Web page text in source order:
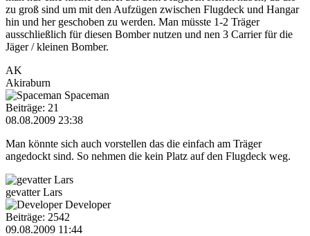
zu groß sind um mit den Aufzügen zwischen Flugdeck und Hangar
hin und her geschoben zu werden. Man müsste 1-2 Träger
ausschließlich für diesen Bomber nutzen und nen 3 Carrier für die
Jäger / kleinen Bomber.
AK
Akiraburn
Spaceman
Beiträge: 21
08.08.2009 23:38
Man könnte sich auch vorstellen das die einfach am Träger
angedockt sind. So nehmen die kein Platz auf den Flugdeck weg.
gevatter Lars
Developer
Beiträge: 2542
09.08.2009 11:44